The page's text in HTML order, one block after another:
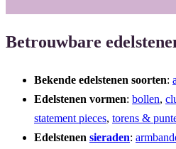
Betrouwbare
Bekende edelstenen soorten:
Edelstenen vormen: bollen,
statement pieces, torens &
Edelstenen sieraden: